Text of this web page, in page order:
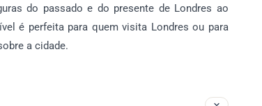
do passado e do presente de Londres ao
é perfeita para quem visita Londres ou para
a cidade.